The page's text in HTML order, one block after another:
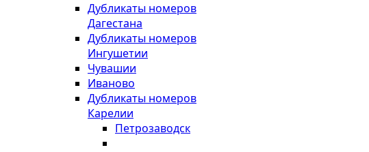
Дубликаты номеров
Дагестана
Дубликаты номеров
Ингушетии
Чувашии
Иваново
Дубликаты номеров
Карелии
Петрозаводск